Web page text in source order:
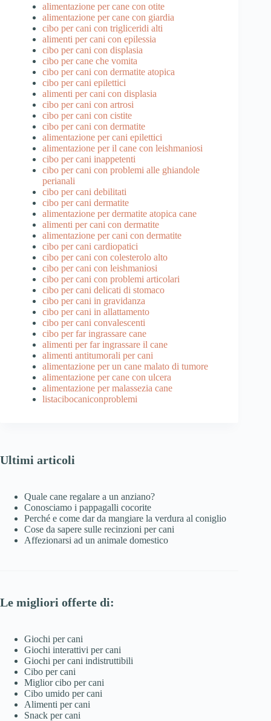
alimentazione per cane con otite
alimentazione per cane con giardia
cibo per cani con trigliceridi alti
alimenti per cani con epilessia
cibo per cani con displasia
cibo per cane che vomita
cibo per cani con dermatite atopica
cibo per cani epilettici
alimenti per cani con displasia
cibo per cani con artrosi
cibo per cani con cistite
cibo per cani con dermatite
alimentazione per cani epilettici
alimentazione per il cane con leishmaniosi
cibo per cani inappetenti
cibo per cani con problemi alle ghiandole
perianali
cibo per cani debilitati
cibo per cani dermatite
alimentazione per dermatite atopica cane
alimenti per cani con dermatite
alimentazione per cani con dermatite
cibo per cani cardiopatici
cibo per cani con colesterolo alto
cibo per cani con leishmaniosi
cibo per cani con problemi articolari
cibo per cani delicati di stomaco
cibo per cani in gravidanza
cibo per cani in allattamento
cibo per cani convalescenti
cibo per far ingrassare cane
alimenti per far ingrassare il cane
alimenti antitumorali per cani
alimentazione per un cane malato di tumore
alimentazione per cane con ulcera
alimentazione per malassezia cane
listacibocaniconproblemi
Ultimi articoli
Quale cane regalare a un anziano?
Conosciamo i pappagalli cocorite
Perché e come dar da mangiare la verdura al coniglio
Cose da sapere sulle recinzioni per cani
Affezionarsi ad un animale domestico
Le migliori offerte di:
Giochi per cani
Giochi interattivi per cani
Giochi per cani indistruttibili
Cibo per cani
Miglior cibo per cani
Cibo umido per cani
Alimenti per cani
Snack per cani